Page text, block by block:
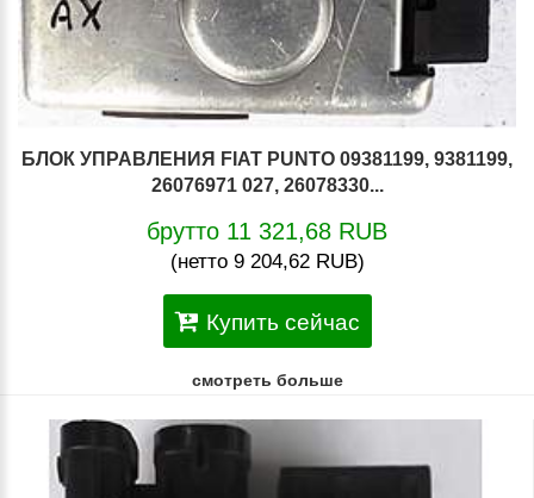
БЛОК УПРАВЛЕНИЯ FIAT PUNTO 09381199, 9381199,
26076971 027, 26078330...
брутто 11 321,68 RUB
(нетто 9 204,62 RUB)
Купить сейчас
смотреть больше